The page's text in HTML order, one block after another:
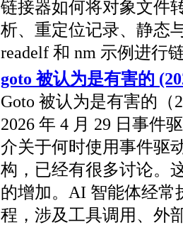
链接器如何将对象文件
析、重定位记录、静态
readelf 和 nm 示例进行
goto 被认为是有害的
Goto 被认为是有害的（
2026 年 4 月 29 日事件
介关于何时使用事件驱
构，已经有很多讨论。
的增加。AI 智能体经常
程，涉及工具调用、外